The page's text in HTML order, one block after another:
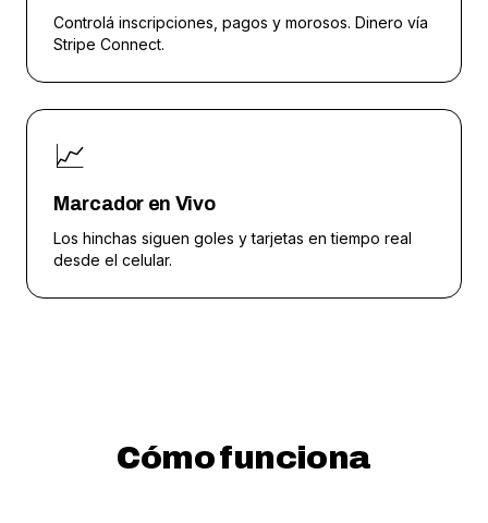
Controlá inscripciones, pagos y morosos. Dinero vía
Stripe Connect.
📈
Marcador en Vivo
Los hinchas siguen goles y tarjetas en tiempo real
desde el celular.
Cómo funciona